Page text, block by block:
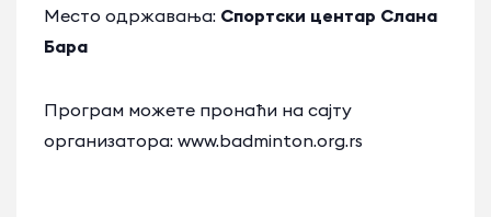
Место одржавања: Спортски центар Слана
Бара
Програм можете пронаћи на сајту
организатора: www.badminton.org.rs